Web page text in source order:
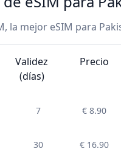
la mejor eSIM para
Validez
(días)
Precio
7 € 8.90
30 € 16.90